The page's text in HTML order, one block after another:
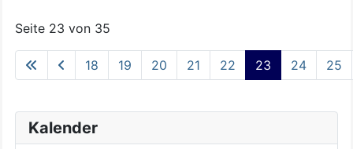
Kalender
Seite 23 von 35
18 19 20 21 22 23 24 25